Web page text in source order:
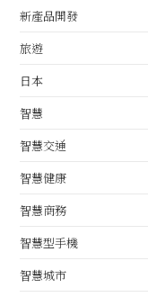
新產品開發
旅遊
日本
智慧
智慧交通
智慧健康
智慧商務
智慧型手機
智慧城市